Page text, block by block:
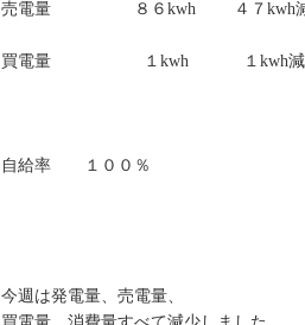
売電量 ８６kwh ４７kwh
買電量 １kwh １kwh減
自給率 １００％
今週は発電量、売電量、